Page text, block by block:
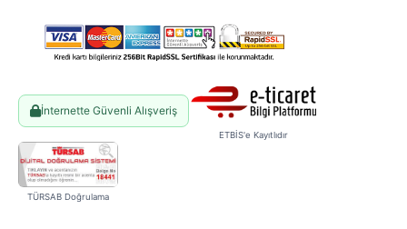
İnternette Güvenli Alışveriş
ETBİS'e Kayıtlıdır
TÜRSAB Doğrulama